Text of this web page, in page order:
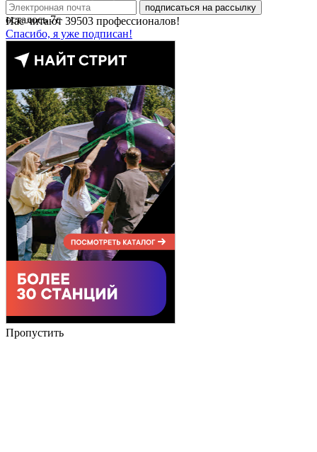
подписаться на рассылку
Нас читают 39503 профессионалов!
Спасибо, я уже подписан!
осталось7с
Пропустить